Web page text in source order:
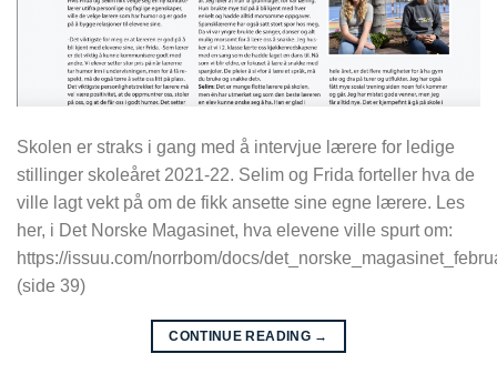
Skolen er straks i gang med å intervjue lærere for ledige
stillinger skoleåret 2021-22. Selim og Frida forteller hva de
ville lagt vekt på om de fikk ansette sine egne lærere. Les
her, i Det Norske Magasinet, hva elevene ville spurt om:
https://issuu.com/norrbom/docs/
(side 39)
CONTINUE READING →